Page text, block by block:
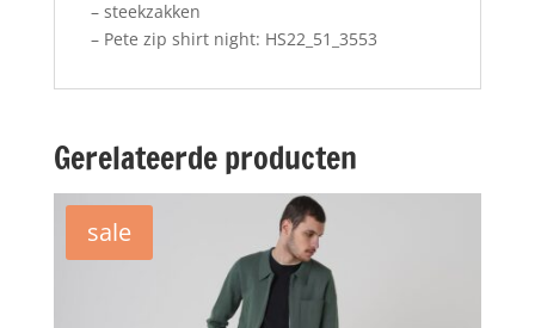
– steekzakken
– Pete zip shirt night: HS22_51_3553
Gerelateerde producten
sale